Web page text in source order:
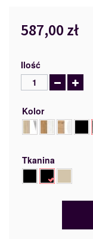
587,00 zł
Ilość
Tkanina